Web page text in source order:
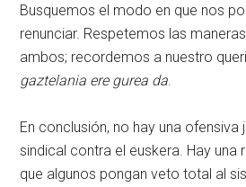
Busquemos el modo en que nos
renunciar. Respetemos las
ambos; recordemos a nuestro
gaztelania ere gurea da
En conclusión, no hay una ofensiva
sindical contra el euskera. Hay una
que algunos pongan veto total al